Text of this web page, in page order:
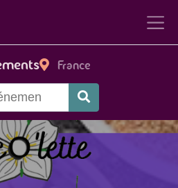
France